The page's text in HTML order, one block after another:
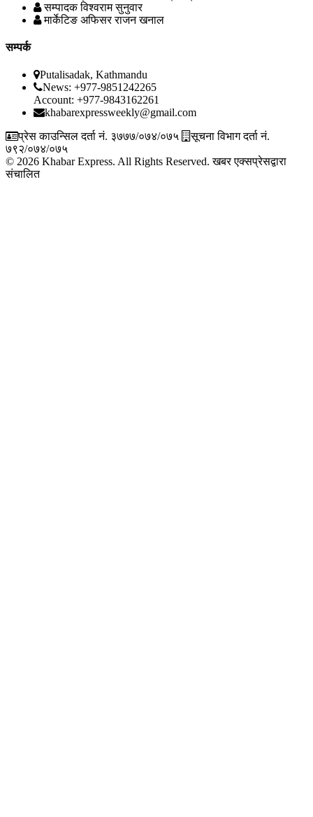
सम्पादक विश्वराम सुनुवार
मार्केटिङ अफिसर राजन खनाल
सम्पर्क
Putalisadak, Kathmandu
News: +977-9851242265
Account: +977-9843162261
khabarexpressweekly@gmail.com
प्रेस काउन्सिल दर्ता नं. ३७७७/०७४/०७५
सूचना विभाग दर्ता नं.
७९२/०७४/०७५
© 2026 Khabar Express. All Rights Reserved. खबर एक्सप्रेसद्वारा
संचालित